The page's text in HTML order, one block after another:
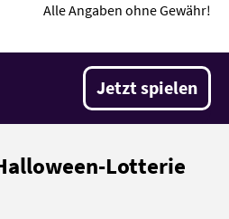
Alle Angaben ohne Gewähr!
Jetzt spielen
Lotterie